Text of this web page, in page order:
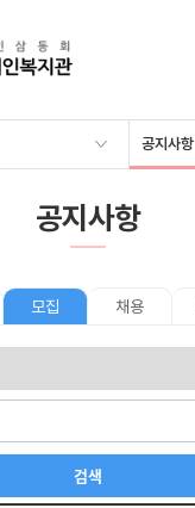
공지사항
공지사항
모집 채용